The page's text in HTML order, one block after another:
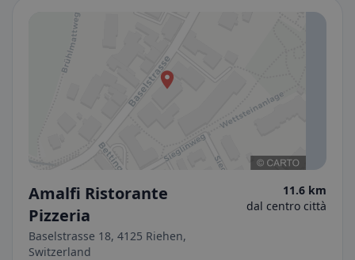
Amalfi Ristorante
Pizzeria
Baselstrasse 18, 4125 Riehen,
Switzerland
11.6 km
dal centro città